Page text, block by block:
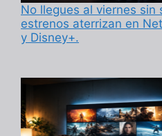
No llegues al viernes sin
estrenos aterrizan en
y Disney+.